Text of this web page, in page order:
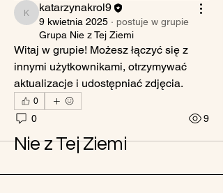
katarzynakrol9
katarzynakrol9
9 kwietnia 2025 · postuje w grupie
Grupa Nie z Tej Ziemi
Witaj w grupie! Możesz łączyć się z
innymi użytkownikami, otrzymywać
aktualizacje i udostępniać zdjęcia.
0
0 9
Nie z Tej Ziemi